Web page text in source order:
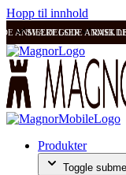
Hopp til innhold
ANMELDELSER RASK
SVÆRT GODE
Produkter
Toggle